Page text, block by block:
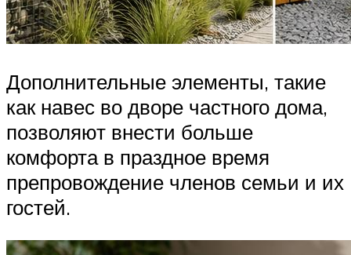
Дополнительные элементы, такие
как навес во дворе частного дома,
позволяют внести больше
комфорта в праздное время
препровождение членов семьи и их
гостей.